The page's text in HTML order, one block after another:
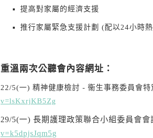
提高對家屬的經濟支援
推行家屬緊急支援計劃 (配以24小時
重溫兩次公聽會內容網址：
22/5(一) 精神健康檢討 - 衞生事務委員會特
v=lsKxrjKB5Zg
29/5(一) 長期護理政策聯合小組委員會會
v=k5dpjsJqm5g